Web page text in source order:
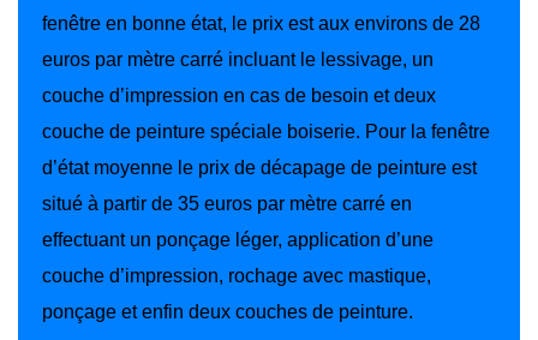
fenêtre en bonne état, le prix est aux environs de 28
euros par mètre carré incluant le lessivage, un
couche d’impression en cas de besoin et deux
couche de peinture spéciale boiserie. Pour la fenêtre
d’état moyenne le prix de décapage de peinture est
situé à partir de 35 euros par mètre carré en
effectuant un ponçage léger, application d’une
couche d’impression, rochage avec mastique,
ponçage et enfin deux couches de peinture.